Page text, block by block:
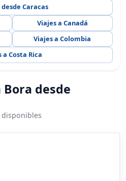
Caracas
Viajes a Canadá
Viajes a Colombia
a Costa Rica
Bora desde